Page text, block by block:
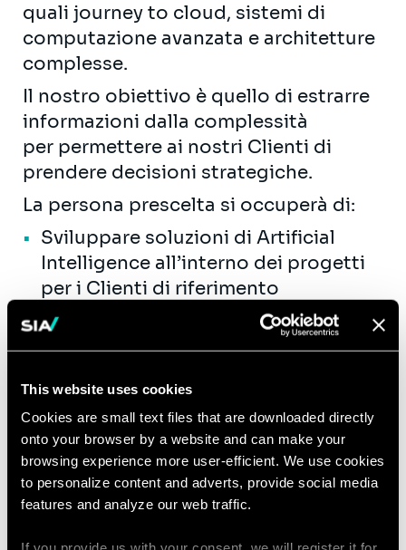
This website uses cookies
Cookies are small text files that are downloaded directly
onto your browser by a website and can make your
browsing experience more user-efficient. We use cookies
to personalize content and adverts, provide social media
features and analyze our web traffic.
quali journey to cloud, sistemi di
computazione avanzata e architetture
complesse.
Il nostro obiettivo è quello di estrarre
informazioni dalla complessità
per permettere ai nostri Clienti di
prendere decisioni strategiche.
La persona prescelta si occuperà di:
Sviluppare soluzioni di Artificial
Intelligence all’interno dei progetti
per i Clienti di riferimento
Comprendere le principali
tecnologie a supporto dei progetti
Guidare i Clienti nella comprensione
dei rischi/opportunità dei progetti
di trasformazione, identificando gli
strumenti più adatti per disegnare
architetture target
Utilizzare la propria esperienza
tecnica in realtà